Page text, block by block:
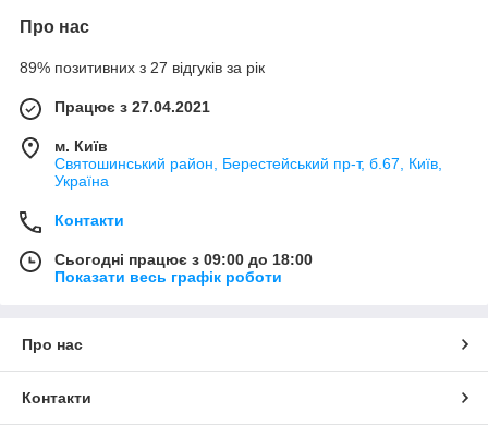
Про нас
89% позитивних з 27 відгуків за рік
Працює з 27.04.2021
м. Київ
Святошинський район, Берестейський пр-т, б.67, Київ,
Україна
Контакти
Сьогодні працює з 09:00 до 18:00
Показати весь графік роботи
Про нас
Контакти